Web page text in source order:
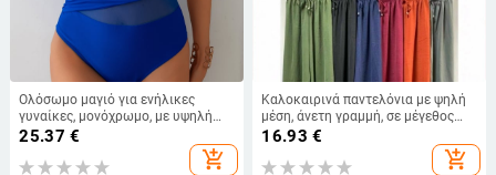
Ολόσωμο μαγιό για ενήλικες
γυναίκες, μονόχρωμο, με υψηλή
μέση, με επένδυση στήθους και
χωρίς μεταλλική υποστήριξη,
νάιλον ύφασμα με επένδυση
25.37 €
add_shopping_cart
Καλοκαιρινά παντελόνια με ψηλή
μέση, άνετη γραμμή, σε μέγεθος
plus, μονόχρωμα, ελαστική μέση,
φαρδιά μπατζάκια, τύπου κουλότ
16.93 €
add_shopping_cart